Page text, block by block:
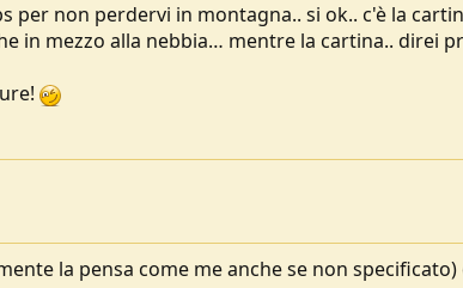
per non perdervi in montagna.. si ok.. c'è la
in mezzo alla nebbia… mentre la cartina.. direi
la pensa come me anche se non specificato)